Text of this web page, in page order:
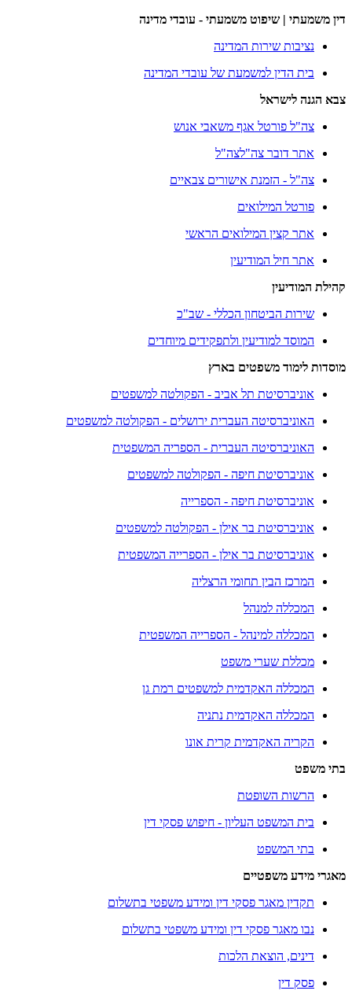
דין משמעתי | שיפוט משמעתי - עובדי מדינה
נציבות שירות המדינה
בית הדין למשמעת של עובדי המדינה
צבא הגנה לישראל
צה"ל פורטל אגף משאבי אנוש
אתר דובר צה"לצה"ל
צה"ל - הזמנת אישורים צבאיים
פורטל המילואים
אתר קצין המילואים הראשי
אתר חיל המודיעין
קהילת המודיעין
שירות הביטחון הכללי - שב"כ
המוסד למודיעין ולתפקידים מיוחדים
מוסדות לימוד משפטים בארץ
אוניברסיטת תל אביב - הפקולטה למשפטים
האוניברסיטה העברית ירושלים - הפקולטה למשפטים
האוניברסיטה העברית - הספריה המשפטית
אוניברסיטת חיפה - הפקולטה למשפטים
אוניברסיטת חיפה - הספרייה
אוניברסיטת בר אילן - הפקולטה למשפטים
אוניברסיטת בר אילן - הספרייה המשפטית
המרכז הבין תחומי הרצליה
המכללה למנהל
המכללה למינהל - הספרייה המשפטית
מכללת שערי משפט
המכללה האקדמית למשפטים רמת גן
המכללה האקדמית נתניה
הקריה האקדמית קרית אונו
בתי משפט
הרשות השופטת
בית המשפט העליון - חיפוש פסקי דין
בתי המשפט
מאגרי מידע משפטיים
תקדין מאגר פסקי דין ומידע משפטי בתשלום
נבו מאגר פסקי דין ומידע משפטי בתשלום
דינים, הוצאת הלכות
פסק דין